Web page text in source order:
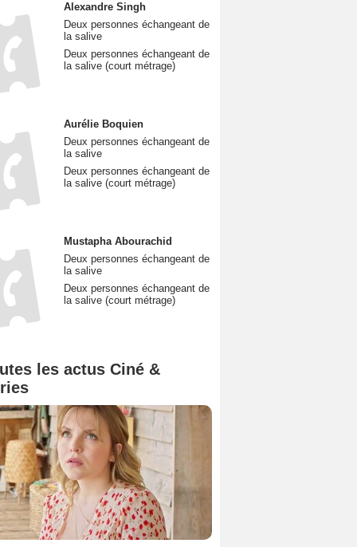
Alexandre Singh
Deux personnes échangeant de
la salive
Deux personnes échangeant de
la salive (court métrage)
Aurélie Boquien
Deux personnes échangeant de
la salive
Deux personnes échangeant de
la salive (court métrage)
Mustapha Abourachid
Deux personnes échangeant de
la salive
Deux personnes échangeant de
la salive (court métrage)
les actus Ciné &